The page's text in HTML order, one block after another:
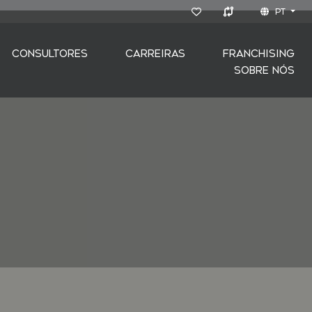
PT
CONSULTORES CARREIRAS
FRANCHISING
SOBRE NÓS